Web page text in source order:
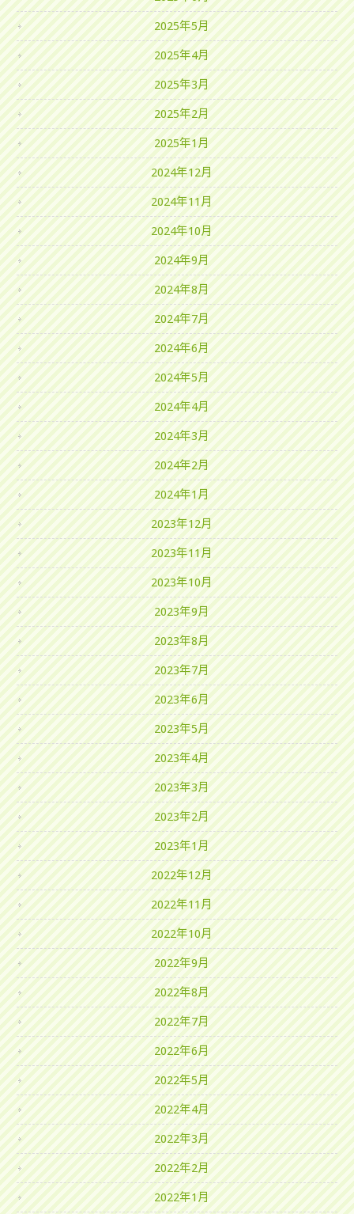
2025年5月
2025年4月
2025年3月
2025年2月
2025年1月
2024年12月
2024年11月
2024年10月
2024年9月
2024年8月
2024年7月
2024年6月
2024年5月
2024年4月
2024年3月
2024年2月
2024年1月
2023年12月
2023年11月
2023年10月
2023年9月
2023年8月
2023年7月
2023年6月
2023年5月
2023年4月
2023年3月
2023年2月
2023年1月
2022年12月
2022年11月
2022年10月
2022年9月
2022年8月
2022年7月
2022年6月
2022年5月
2022年4月
2022年3月
2022年2月
2022年1月